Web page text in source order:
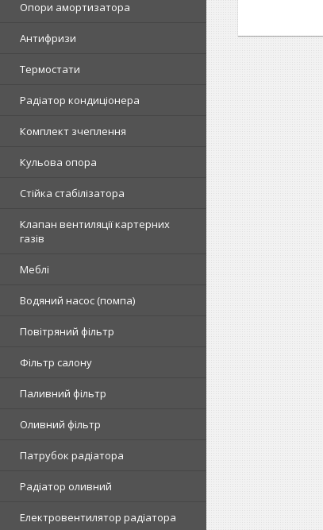
Опори амортизатора
Антифризи
Термостати
Радіатор кондиціонера
Комплект зчеплення
Кульова опора
Стійка стабілізатора
Клапан вентиляції картерних
газів
Меблі
Водяний насос (помпа)
Повітряний фільтр
Фільтр салону
Паливний фільтр
Оливний фільтр
Патрубок радіатора
Радіатор оливний
Електровентилятор радіатора